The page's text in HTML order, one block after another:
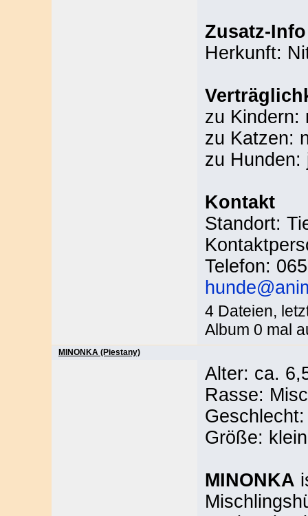
Zusatz-Info
Herkunft:
zu Kindern:
zu Katzen:
zu Hunden:
Kontakt
Standort:
Telefon:
4 Dateien,
Album 0 mal
MINONKA (Piestany)
Alter: ca.
Rasse:
Größe: klein
MINONKA